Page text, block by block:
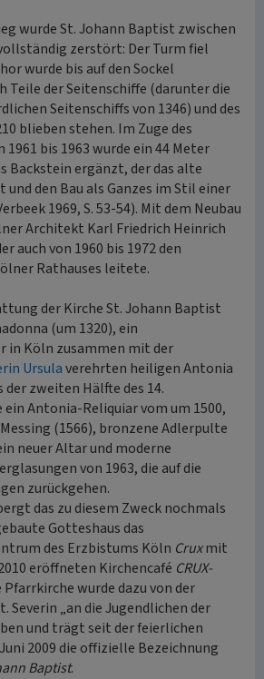
wurde St. Johann Baptist zwischen
zerstört: Der Turm fiel
wurde bis auf den Sockel
Teile der Seitenschiffe (darunter die
Seitenschiffs von 1346) und des
blieben stehen. Im Zuge des
1961 bis 1963 wurde ein 44 Meter
Backstein ergänzt, der das alte
den Bau als Ganzes im Stil einer
1969, S. 53-54). Mit dem Neubau
Architekt Karl Friedrich Heinrich
auch von 1960 bis 1972 den
Rathauses leitete.
der Kirche St. Johann Baptist
(um 1320), ein
in Köln zusammen mit der
Ursulaverehrten heiligen Antonia
der zweiten Hälfte des 14.
Antonia-Reliquiar vom um 1500,
(1566), bronzene Adlerpulte
neuer Altar und moderne
von 1963, die auf die
zurückgehen.
das zu diesem Zweck nochmals
Gotteshaus das
des Erzbistums Köln Cruxmit
eröffneten Kirchencafé CRUX-
Pfarrkirche wurde dazu von der
Severin „an die Jugendlichen der
und trägt seit der feierlichen
2009 die offizielle Bezeichnung
Baptist.